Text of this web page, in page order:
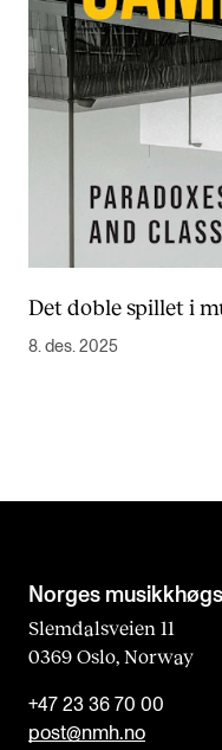
Det doble spillet i
8. des. 2025
Norges
Slemdalsveien 11
0369 Oslo, Norway
+47 23 36 70 00
post@nmh.no